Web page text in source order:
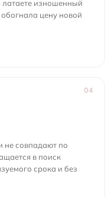
латаете изношенный
цену новой
04
не совпадают по
в поиск
срока и без